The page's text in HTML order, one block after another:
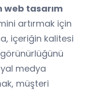
web tasarım
artırmak için
içeriğin kalitesi
medya
müşteri